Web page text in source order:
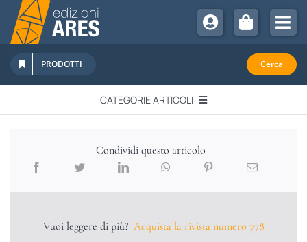
Salta
contenuto
Chi Siamo
Sostienici
Abbonamenti
Newsletter
Libri Ares
PRODOTTI Cerca
CATEGORIE ARTICOLI
QUADERNI MONOGRAFICI
Condividi questo articolo
Vuoi leggere di più? Acquista la rivista numero 778